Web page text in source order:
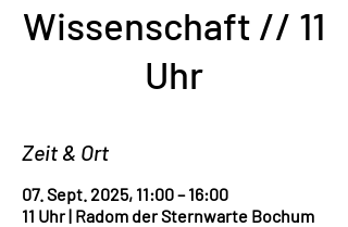
Wissenschaft // 11
Uhr
Zeit & Ort
07. Sept. 2025, 11:00 – 16:00
11 Uhr | Radom der Sternwarte Bochum